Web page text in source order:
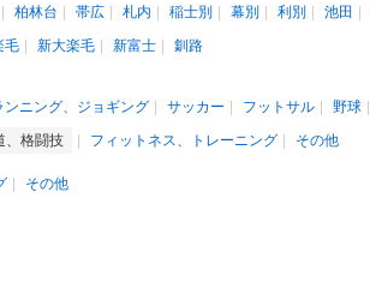
柏林台 帯広 札内 稲士別 幕別 利別 池田
毛 新大楽毛 新富士
釧路
ンニング、ジョギング サッカー フットサル 野球
、格闘技 フィットネス、トレーニング その他
その他